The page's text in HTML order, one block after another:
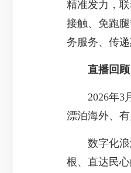
精准发力，
接触、免跑
务服务、传递
直播回顾
2026年3月
漂泊海外、
数字化浪潮
根、直达民